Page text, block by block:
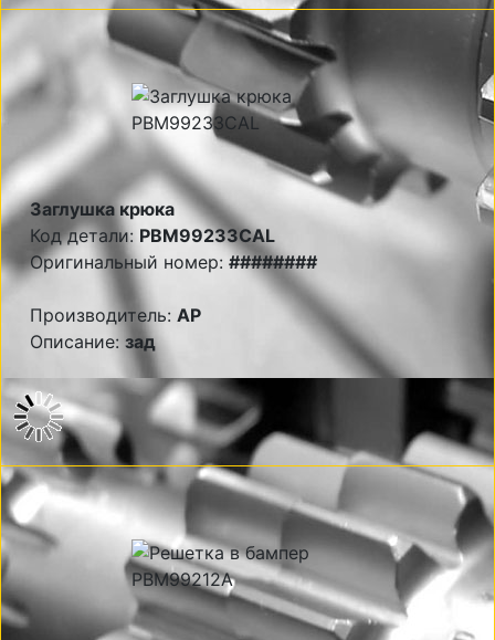
Заглушка крюка
Код детали: PBM99233CAL
Оригинальный номер: ########
Производитель: AP
Описание: зад